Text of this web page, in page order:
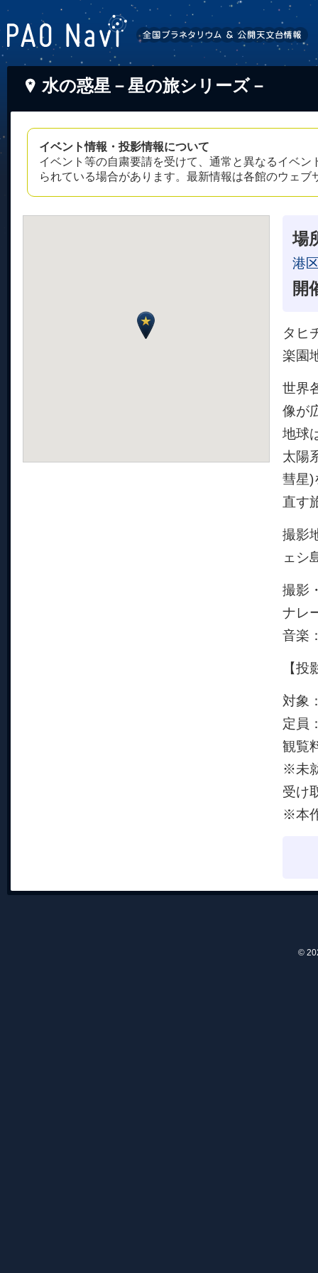
水の惑星－星の旅シリーズ－
イベント情報・投影情報について
イベント等の自粛要請を受けて、通常と異なるイベ
られている場合があります。最新情報は各館のウェ
場
港
開
タヒ
楽園
世界
像が
地球
太陽
彗星)
直す
撮影
ェシ
撮影
ナレ
音楽
【
対象
定員
観覧
※未
受け
※本
©